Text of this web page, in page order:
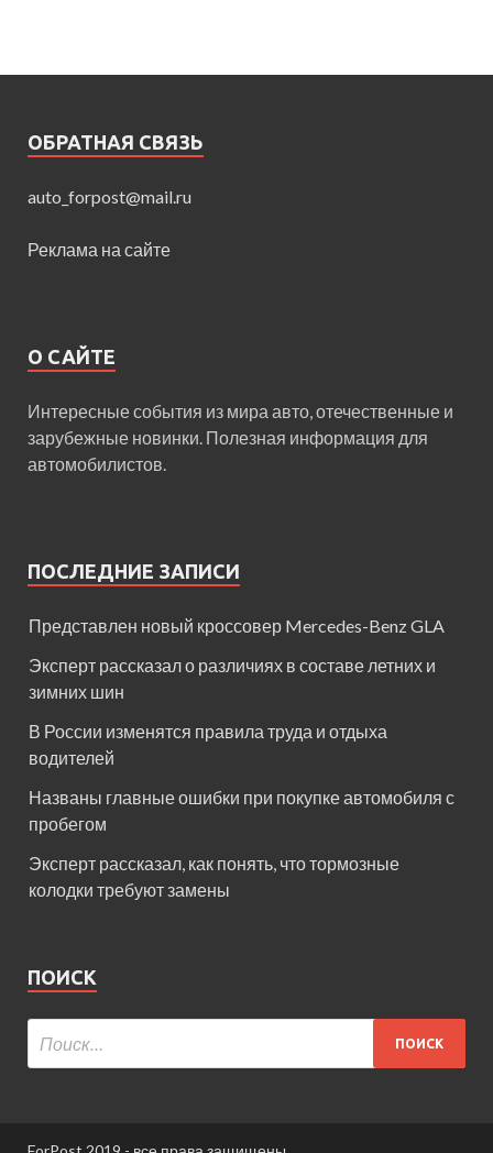
ОБРАТНАЯ СВЯЗЬ
auto_forpost@mail.ru
Реклама на сайте
О САЙТЕ
Интересные события из мира авто, отечественные и
зарубежные новинки. Полезная информация для
автомобилистов.
ПОСЛЕДНИЕ ЗАПИСИ
Представлен новый кроссовер Mercedes-Benz GLA
Эксперт рассказал о различиях в составе летних и
зимних шин
В России изменятся правила труда и отдыха
водителей
Названы главные ошибки при покупке автомобиля с
пробегом
Эксперт рассказал, как понять, что тормозные
колодки требуют замены
ПОИСК